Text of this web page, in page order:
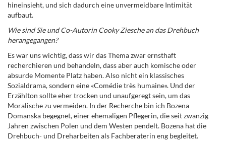
hineinsieht, und sich dadurch eine unvermeidbare Intimität
aufbaut.
Wie sind Sie und Co-Autorin Cooky Ziesche an das Drehbuch
herangegangen?
Es war uns wichtig, dass wir das Thema zwar ernsthaft
recherchieren und behandeln, dass aber auch komische oder
absurde Momente Platz haben. Also nicht ein klassisches
Sozialdrama, sondern eine «Comédie très humaine». Und der
Erzählton sollte eher trocken und unaufgeregt sein, um das
Moralische zu vermeiden. In der Recherche bin ich Bozena
Domanska begegnet, einer ehemaligen Pflegerin, die seit zwanzig
Jahren zwischen Polen und dem Westen pendelt. Bozena hat die
Drehbuch- und Dreharbeiten als Fachberaterin eng begleitet.